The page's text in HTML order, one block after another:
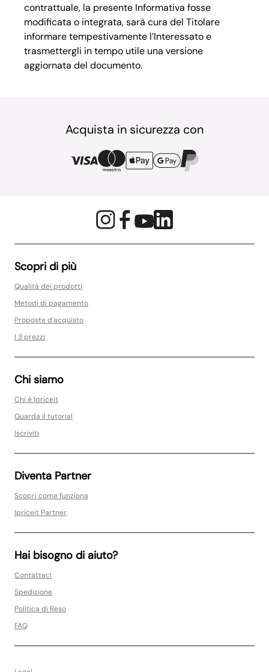
contrattuale, la presente Informativa fosse
modificata o integrata, sarà cura del Titolare
informare tempestivamente l’Interessato e
trasmettergli in tempo utile una versione
aggiornata del documento.
Acquista in sicurezza con
Scopri di più
Qualità dei prodotti
Metodi di pagamento
Proposte d'acquisto
I 3 prezzi
Chi siamo
Chi è Ipriceit
Guarda il tutorial
Iscriviti
Diventa Partner
Scopri come funziona
Ipriceit Partner
Hai bisogno di aiuto?
Contattaci
Spedizione
Politica di Reso
FAQ